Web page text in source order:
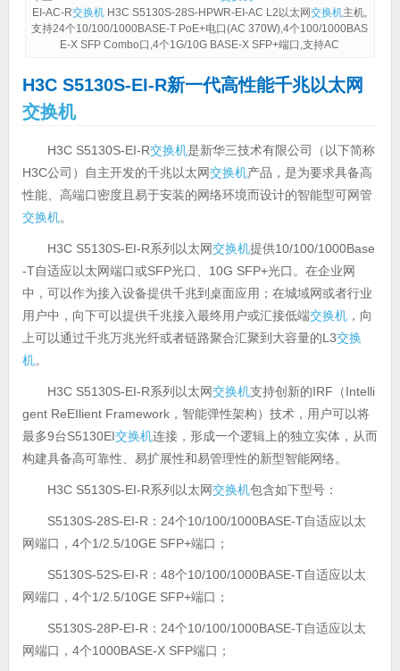
EI-AC-R交换机 H3C S5130S-28S-HPWR-EI-AC L2以太网交换机主机,
支持24个10/100/1000BASE-T PoE+电口(AC 370W),4个100/1000BAS
E-X SFP Combo口,4个1G/10G BASE-X SFP+端口,支持AC
H3C S5130S-EI-R新一代高性能千兆以太网
交换机
H3C S5130S-EI-R交换机是新华三技术有限公司（以下简称
H3C公司）自主开发的千兆以太网交换机产品，是为要求具备高
性能、高端口密度且易于安装的网络环境而设计的智能型可网管
交换机。
H3C S5130S-EI-R系列以太网交换机提供10/100/1000Base
-T自适应以太网端口或SFP光口、10G SFP+光口。在企业网
中，可以作为接入设备提供千兆到桌面应用；在城域网或者行业
用户中，向下可以提供千兆接入最终用户或汇接低端交换机，向
上可以通过千兆万兆光纤或者链路聚合汇聚到大容量的L3交换
机。
H3C S5130S-EI-R系列以太网交换机支持创新的IRF（Intelli
gent ReEIlient Framework，智能弹性架构）技术，用户可以将
最多9台S5130EI交换机连接，形成一个逻辑上的独立实体，从而
构建具备高可靠性、易扩展性和易管理性的新型智能网络。
H3C S5130S-EI-R系列以太网交换机包含如下型号：
S5130S-28S-EI-R：24个10/100/1000BASE-T自适应以太
网端口，4个1/2.5/10GE SFP+端口；
S5130S-52S-EI-R：48个10/100/1000BASE-T自适应以太
网端口，4个1/2.5/10GE SFP+端口；
S5130S-28P-EI-R：24个10/100/1000BASE-T自适应以太
网端口，4个1000BASE-X SFP端口；